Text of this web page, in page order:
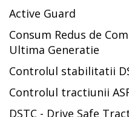
Active Guard
Consum Redus de
Ultima Generatie
Controlul stabilitatii
Controlul tractiunii
DSTC - Drive Safe